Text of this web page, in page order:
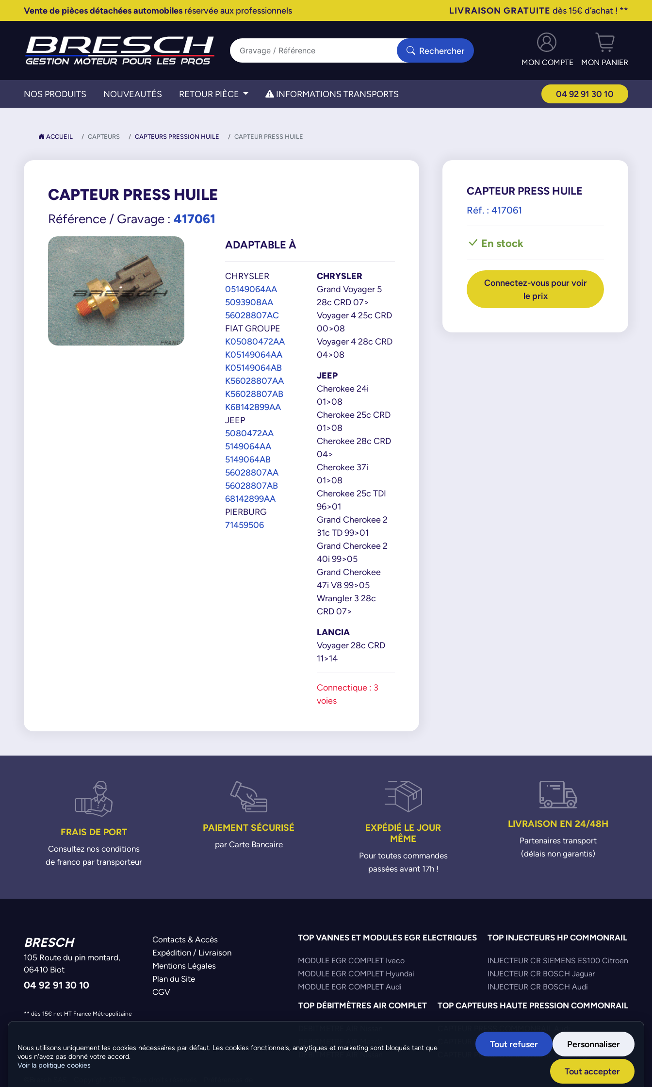
Vente de pièces détachées automobilesréservée aux professionnels LIVRAISON GRATUITE dès 15€ d’achat ! **
Rechercher
MON COMPTE MON PANIER
NOS PRODUITS NOUVEAUTÉS RETOUR PIÈCE INFORMATIONS TRANSPORTS 04 92 91 30 10
ACCUEIL CAPTEURS CAPTEURS PRESSION HUILE CAPTEUR PRESS HUILE
CAPTEUR PRESS HUILE
Référence / Gravage : 417061
ADAPTABLE À
CHRYSLER
05149064AA
5093908AA
56028807AC
FIAT GROUPE
K05080472AA
K05149064AA
K05149064AB
K56028807AA
K56028807AB
K68142899AA
JEEP
5080472AA
5149064AA
5149064AB
56028807AA
56028807AB
68142899AA
PIERBURG
71459506
CHRYSLER
Grand Voyager 5
28c CRD 07>
Voyager 4 25c CRD
00>08
Voyager 4 28c CRD
04>08
JEEP
Cherokee 24i
01>08
Cherokee 25c CRD
01>08
Cherokee 28c CRD
04>
Cherokee 37i
01>08
Cherokee 25c TDI
96>01
Grand Cherokee 2
31c TD 99>01
Grand Cherokee 2
40i 99>05
Grand Cherokee
47i V8 99>05
Wrangler 3 28c
CRD 07>
LANCIA
Voyager 28c CRD
11>14
Connectique : 3
voies
CAPTEUR PRESS HUILE
Réf. : 417061
En stock
Connectez-vous pour voir
le prix
FRAIS DE PORT
Consultez nos conditions
de franco par transporteur
PAIEMENT SÉCURISÉ
par Carte Bancaire
EXPÉDIÉ LE JOUR
MÊME
Pour toutes commandes
passées avant 17h !
LIVRAISON EN 24/48H
Partenaires transport
(délais non garantis)
BRESCH
105 Route du pin montard,
06410 Biot
04 92 91 30 10
Contacts & Accès
Expédition / Livraison
Mentions Légales
Plan du Site
CGV
** dès 15€ net HT France Métropolitaine
TOP VANNES ET MODULES EGR ELECTRIQUES
MODULE EGR COMPLET Iveco
MODULE EGR COMPLET Hyundai
MODULE EGR COMPLET Audi
TOP INJECTEURS HP COMMONRAIL
INJECTEUR CR SIEMENS ES100 Citroen
INJECTEUR CR BOSCH Jaguar
INJECTEUR CR BOSCH Audi
TOP DÉBITMÈTRES AIR COMPLET
DEBITMETRE AIR Nissan
TOP CAPTEURS HAUTE PRESSION COMMONRAIL
CAPTEUR PRESS COMMONRAIL Hyundai
CAPTEUR PRESS COMMONRAIL Volkswagen
Création :
Nous utilisons uniquement les cookies nécessaires par défaut. Les cookies fonctionnels, analytiques et marketing sont bloqués tant que
vous n'avez pas donné votre accord.
Voir la politique cookies
Tout refuser Personnaliser
Tout accepter